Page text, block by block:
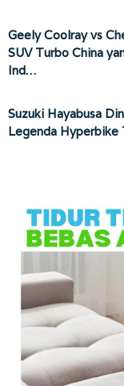
Geely Coolray vs
SUV Turbo China
Ind…
Suzuki Hayabusa
Legenda